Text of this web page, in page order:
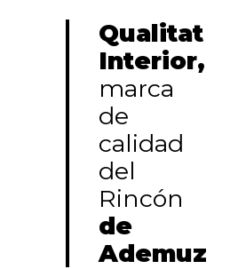
Qualitat
Interior,
marca
de
calidad
del
Rincón
de
Ademuz